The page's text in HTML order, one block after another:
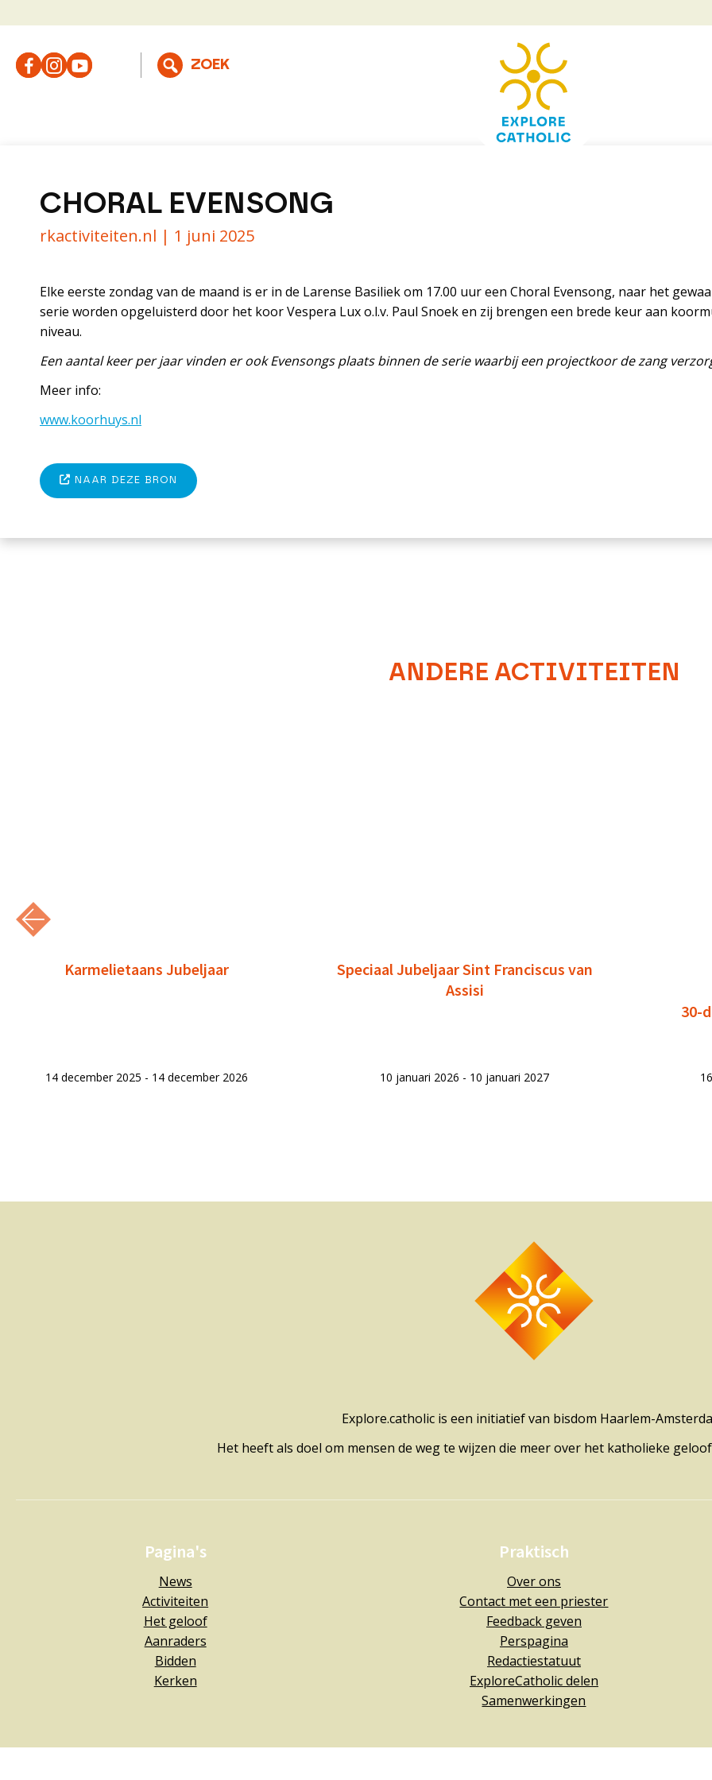
CHORAL EVENSONG
rkactiviteiten.nl | 1 juni 2025
Elke eerste zondag van de maand is er in de Larense Basiliek om 17.00 uur een Choral Evensong, naar het
serie worden opgeluisterd door het koor Vespera Lux o.l.v. Paul Snoek en zij brengen een brede keur aan
niveau.
Een aantal keer per jaar vinden er ook Evensongs plaats binnen de serie waarbij een projectkoor de zang
Meer info:
www.koorhuys.nl
NAAR DEZE BRON
ANDERE ACTIVITEITEN
Karmelietaans Jubeljaar
14 december 2025 - 14 december 2026
Speciaal Jubeljaar Sint Franciscus van
Assisi
10 januari 2026 - 10 januari 2027
30-
Explore.catholic is een initiatief van bisdom Haarlem-
Het heeft als doel om mensen de weg te wijzen die meer over het katholieke
Pagina's
News
Activiteiten
Het geloof
Aanraders
Bidden
Kerken
Praktisch
Over ons
Contact met een priester
Feedback geven
Perspagina
Redactiestatuut
ExploreCatholic delen
Samenwerkingen